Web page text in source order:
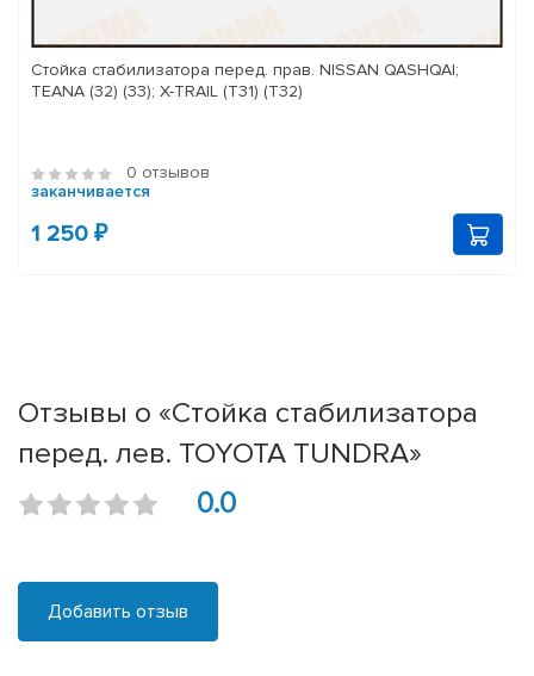
Стойка стабилизатора перед. прав. NISSAN QASHQAI;
TEANA (32) (33); X-TRAIL (T31) (T32)
0 отзывов
заканчивается
1 250 ₽
Отзывы о «Стойка стабилизатора
перед. лев. TOYOTA TUNDRA»
0.0
Добавить отзыв